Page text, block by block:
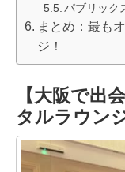
パブリック
まとめ：最も
ジ！
【大阪で出
タルラウン